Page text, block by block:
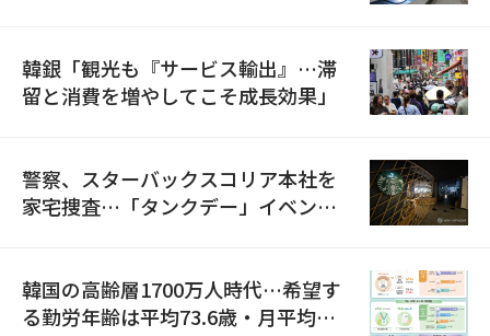
韓銀「観光も『サービス輸出』…滞
留と消費を増やしてこそ成長効果」
警察、スターバックスコリア本社を
家宅捜査…「タンクデー」イベント
韓国の高齢層1700万人時代…希望す
る勤労年齢は平均73.6歳・月平均賃